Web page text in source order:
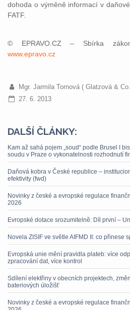
dohoda o výměně informací v
FATF.
© EPRAVO.CZ – Sbírka
www.epravo.cz
Mgr. Jarmila Tornová ( Glatzová &
27. 6. 2013
DALŠÍ ČLÁNKY:
Kam až sahá pojem „soud“ podle Brusel I
soudu v Praze o vykonatelnosti rozhodnutí
Daňová kobra v České republice –
efektivity (fwd)
Novinky z české a evropské regulace
2026
Evropské dotace srozumitelně: Díl první –
Novela ZISIF ve světle AIFMD II: co přinese
Evropská unie mění pravidla plateb: více
zpracování dat, více kontrol
Sdílení elektřiny v obecních projektech,
bateriových úložišť
Novinky z české a evropské regulace